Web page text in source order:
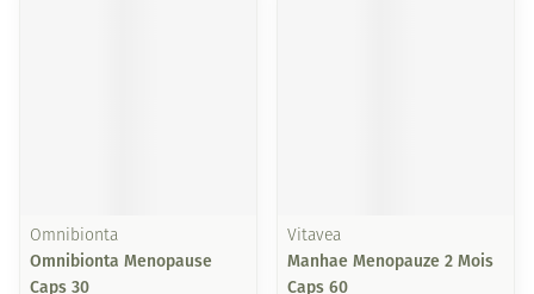
Omnibionta
Omnibionta Menopause
Caps 30
Vitavea
Manhae Menopauze 2 Mois
Caps 60